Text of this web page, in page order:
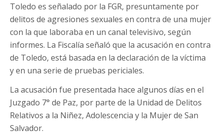
Toledo es señalado por la FGR, presuntamente por
delitos de agresiones sexuales en contra de una mujer
con la que laboraba en un canal televisivo, según
informes. La Fiscalía señaló que la acusación en contra
de Toledo, está basada en la declaración de la víctima
y en una serie de pruebas periciales.
La acusación fue presentada hace algunos días en el
Juzgado 7° de Paz, por parte de la Unidad de Delitos
Relativos a la Niñez, Adolescencia y la Mujer de San
Salvador.